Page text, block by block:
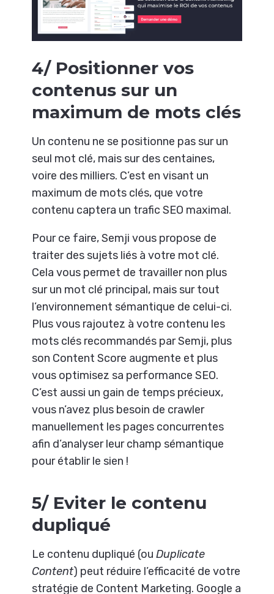
4/ Positionner vos
contenus sur un
maximum de mots clés
Un contenu ne se positionne pas sur un
seul mot clé, mais sur des centaines,
voire des milliers. C’est en visant un
maximum de mots clés, que votre
contenu captera un trafic SEO maximal.
Pour ce faire, Semji vous propose de
traiter des sujets liés à votre mot clé.
Cela vous permet de travailler non plus
sur un mot clé principal, mais sur tout
l’environnement sémantique de celui-ci.
Plus vous rajoutez à votre contenu les
mots clés recommandés par Semji, plus
son Content Score augmente et plus
vous optimisez sa performance SEO.
C’est aussi un gain de temps précieux,
vous n’avez plus besoin de crawler
manuellement les pages concurrentes
afin d’analyser leur champ sémantique
pour établir le sien !
5/ Eviter le contenu
dupliqué
Le contenu dupliqué (ouDuplicate
Content) peut réduire l’efficacité de votre
stratégie de Content Marketing. Google a